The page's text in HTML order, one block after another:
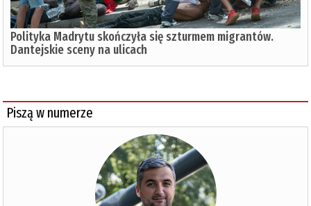
Polityka Madrytu skończyła się szturmem migrantów.
Dantejskie sceny na ulicach
Piszą w numerze